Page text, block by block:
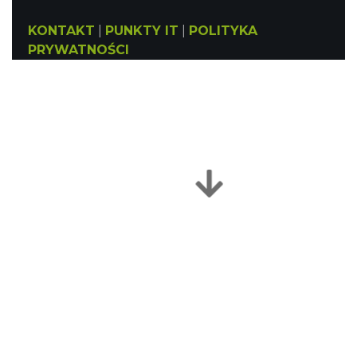
KONTAKT PUNKTY IT
POLITYKA
PRYWATNOŚCI